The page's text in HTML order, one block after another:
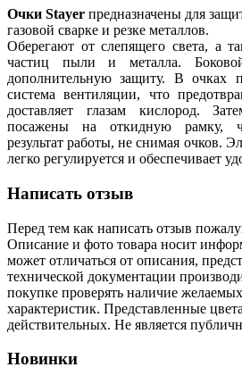
Полезные статьи
Новости и Акции
Оплата и доставка
Сервис-центр
Условия возврата товара
Очки Stayer предназначены для
газовой сварке и резке металлов.
Оберегают от слепящего света, а
частиц пыли и металла.
дополнительную защиту. В очках
система вентиляции, что
доставляет глазам кислород.
посажены на откидную рамку,
результат работы, не снимая очков.
легко регулируется и обеспечивает
Написать отзыв
Перед тем как написать отзыв
Описание и фото товара носит
может отличаться от описания,
технической документации
покупке проверять наличие
характеристик. Представленные
действительных. Не является
Новинки